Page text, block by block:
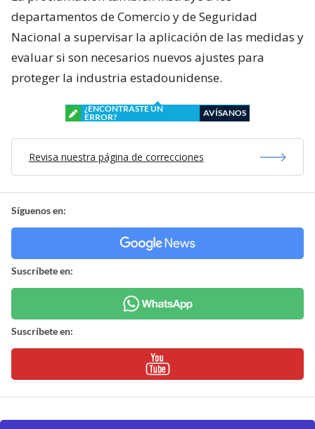
departamentos de Comercio y de Seguridad
Nacional a supervisar la aplicación de las medidas y
evaluar si son necesarios nuevos ajustes para
proteger la industria estadounidense.
¿ENCONTRASTE UN
ERROR?
AVÍSANOS
Revisa nuestra página de correcciones
Síguenos en:
Suscríbete en:
Suscríbete en: